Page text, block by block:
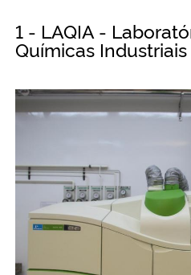
1 - LAQIA -
Químicas